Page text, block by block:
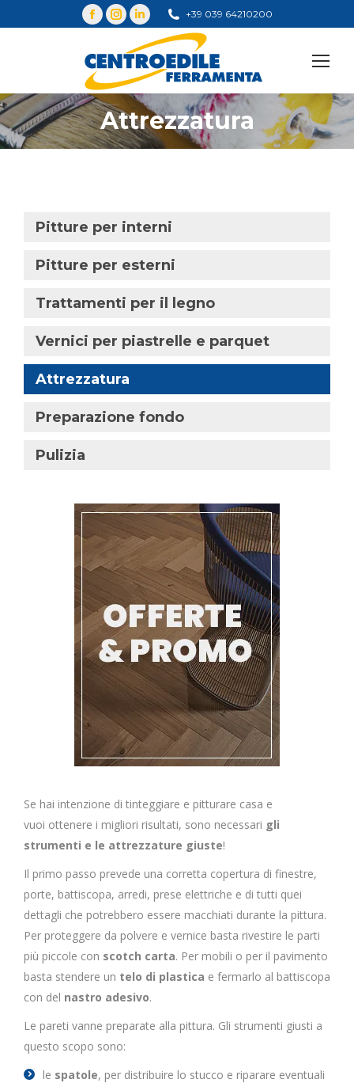
+39 039 64210200
Attrezzatura
You are here:
Pitture per interni
Pitture per esterni
Trattamenti per il legno
Vernici per piastrelle e parquet
Attrezzatura
Preparazione fondo
Pulizia
Se hai intenzione di tinteggiare e pitturare casa e
vuoi ottenere i migliori risultati, sono necessari gli
strumenti e le attrezzature giuste!
Il primo passo prevede una corretta copertura di finestre,
porte, battiscopa, arredi, prese elettriche e di tutti quei
dettagli che potrebbero essere macchiati durante la pittura.
Per proteggere da polvere e vernice basta rivestire le parti
più piccole con scotch carta. Per mobili o per il pavimento
basta stendere un telo di plastica e fermarlo al battiscopa
con del nastro adesivo.
Le pareti vanne preparate alla pittura. Gli strumenti giusti a
questo scopo sono:
le spatole, per distribuire lo stucco e riparare eventuali